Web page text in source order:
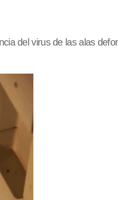
del virus de las alas